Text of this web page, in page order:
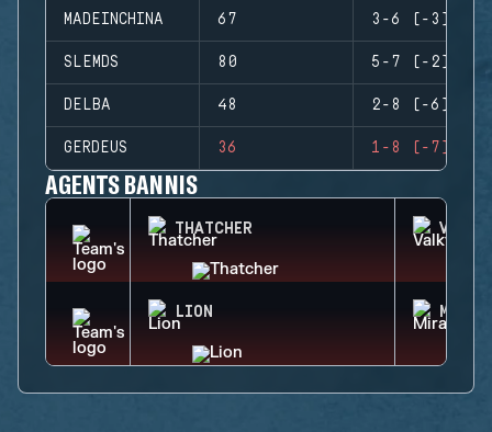
MADEINCHINA 67 3-6 (-3)
SLEMDS 80 5-7 (-2)
DELBA 48 2-8 (-6)
GERDEUS 36 1-8 (-7)
AGENTS BANNIS
THATCHER
LION MIRA